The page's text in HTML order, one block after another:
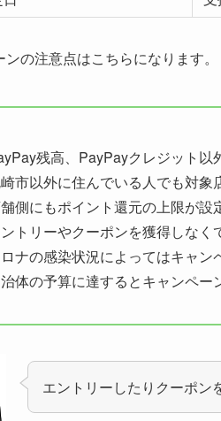
の注意点はこちらになります。
残高、PayPayクレジット以
市以外に住んでいる人でも対
側にもポイント還元の上限が設
トリーやクーポンを獲得しなく
ナの感染状況によってはキャン
体の予算に達するとキャンペ
エントリーしたりクーポン